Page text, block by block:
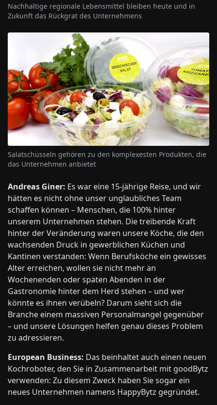
Nachhaltige regionale Lebensmittel bleiben heute und in
Zukunft das Rückgrat des Unternehmens
Salatschüsseln gehören zu den komplexesten Produkten, die
das Unternehmen anbietet
Andreas Giner: Es war eine 15-jährige Reise, und wir
hätten es nicht ohne unser unglaubliches Team
schaffen können – Menschen, die 100% hinter
unserem Unternehmen stehen. Die treibende Kraft
hinter der Veränderung waren unsere Köche, die den
wachsenden Druck in gewerblichen Küchen und
Kantinen verstanden: Wenn Berufsköche ein gewisses
Alter erreichen, wollen sie nicht mehr an
Wochenenden oder späten Abenden in der
Gastronomie hinter dem Herd stehen – und wer
könnte es ihnen verübeln? Darum sieht sich die
Branche einem massiven Personalmangel gegenüber
– und unsere Lösungen helfen genau dieses Problem
zu adressieren.
European Business: Das beinhaltet auch einen neuen
Kochroboter, den Sie in Zusammenarbeit mit goodBytz
verwenden: Zu diesem Zweck haben Sie sogar ein
neues Unternehmen namens HappyBytz gegründet.